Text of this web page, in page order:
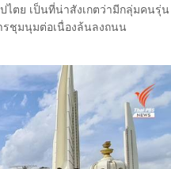
ตย เป็นที่น่าสังเกตว่ามีกลุ่มคนรุ่น
รชุมนุมต่อเนื่องล้นลงถนน